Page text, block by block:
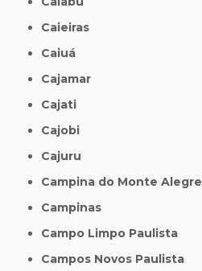
Caieiras
Caiuá
Cajamar
Cajati
Cajobi
Cajuru
Campina do Monte Alegre
Campinas
Campo Limpo Paulista
Campos Novos Paulista